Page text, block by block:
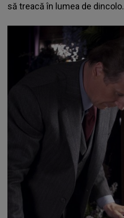
să treacă în lumea de dincolo.